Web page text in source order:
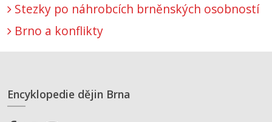
Stezky po náhrobcích brněnských osobností
Brno a konflikty
Encyklopedie dějin Brna